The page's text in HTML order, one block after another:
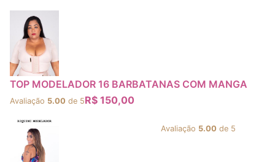
TOP MODELADOR 16 BARBATANAS COM MANGA
Avaliação 5.00 de 5R$ 150,00
Avaliação 5.00 de 5